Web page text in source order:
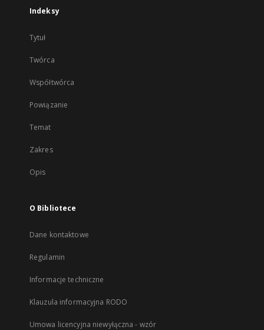
Indeksy
Tytuł
Twórca
Współtwórca
Powiązanie
Temat
Zakres
Opis
O Bibliotece
Dane kontaktowe
Regulamin
Informacje techniczne
Klauzula informacyjna RODO
Umowa licencyjna niewyłączna - wzór